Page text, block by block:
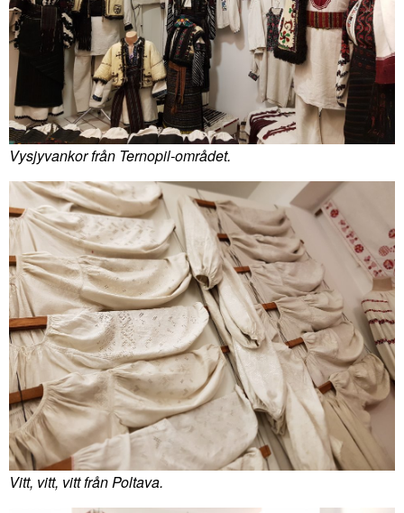
Vysjyvankor från Ternopil-området.
Vitt, vitt, vitt från Poltava.